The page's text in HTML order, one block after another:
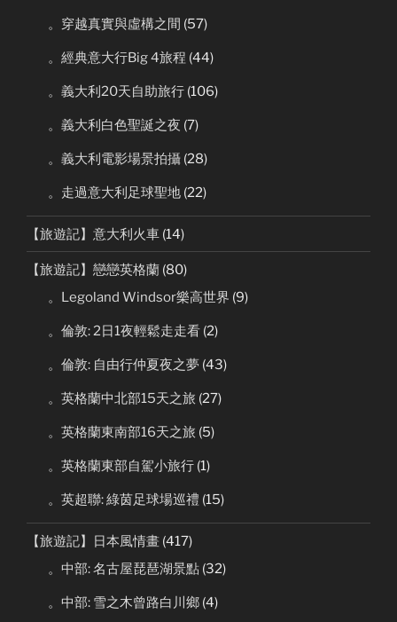
。穿越真實與虛構之間 (57)
。經典意大行Big 4旅程 (44)
。義大利20天自助旅行 (106)
。義大利白色聖誕之夜 (7)
。義大利電影場景拍攝 (28)
。走過意大利足球聖地 (22)
【旅遊記】意大利火車 (14)
【旅遊記】戀戀英格蘭 (80)
。Legoland Windsor樂高世界 (9)
。倫敦: 2日1夜輕鬆走走看 (2)
。倫敦: 自由行仲夏夜之夢 (43)
。英格蘭中北部15天之旅 (27)
。英格蘭東南部16天之旅 (5)
。英格蘭東部自駕小旅行 (1)
。英超聯: 綠茵足球場巡禮 (15)
【旅遊記】日本風情畫 (417)
。中部: 名古屋琵琶湖景點 (32)
。中部: 雪之木曾路白川鄉 (4)